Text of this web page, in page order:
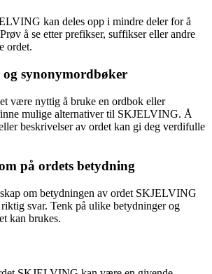
kan deles opp i mindre deler for å
å se etter prefikser, suffikser eller andre
ordet.
synonymordbøker
være nyttig å bruke en ordbok eller
mulige alternativer til SKJELVING. Å
beskrivelser av ordet kan gi deg verdifulle
på ordets betydning
om betydningen av ordet SKJELVING
svar. Tenk på ulike betydninger og
kan brukes.